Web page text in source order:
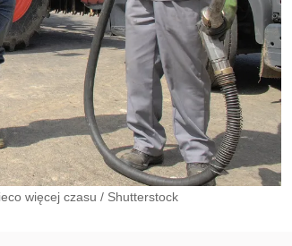
więcej czasu / Shutterstock